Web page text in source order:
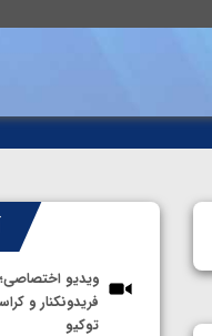
ویدیو
فریدونکنار و
توکیو